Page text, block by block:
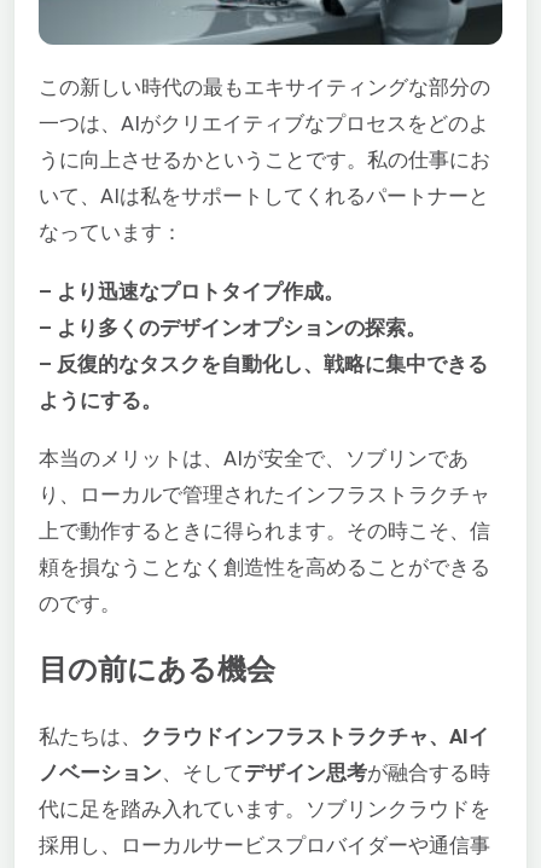
この新しい時代の最もエキサイティングな部分の
一つは、AIがクリエイティブなプロセスをどのよ
うに向上させるかということです。私の仕事にお
いて、AIは私をサポートしてくれるパートナーと
なっています：
– より迅速なプロトタイプ作成。
– より多くのデザインオプションの探索。
– 反復的なタスクを自動化し、戦略に集中できる
ようにする。
本当のメリットは、AIが安全で、ソブリンであ
り、ローカルで管理されたインフラストラクチャ
上で動作するときに得られます。その時こそ、信
頼を損なうことなく創造性を高めることができる
のです。
目の前にある機会
私たちは、 クラウドインフラストラクチャ、AIイ
ノベーション、そしてデザイン思考が融合する時
代に足を踏み入れています。ソブリンクラウドを
採用し、ローカルサービスプロバイダーや通信事